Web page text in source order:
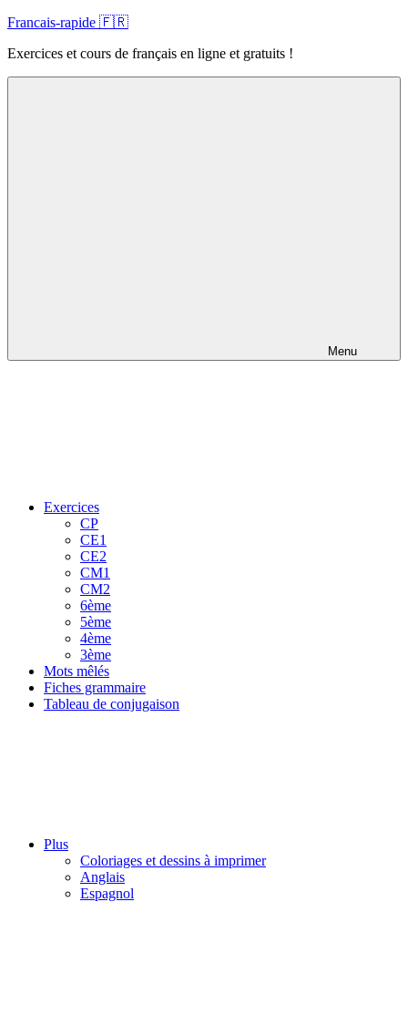
Skip
content
Francais-rapide 🇫🇷
Exercices et cours de français en ligne et gratuits !
Menu
Exercices
CP
CE1
CE2
CM1
CM2
6ème
5ème
4ème
3ème
Mots mêlés
Fiches grammaire
Tableau de conjugaison
Plus
Coloriages et dessins à imprimer
Anglais
Espagnol